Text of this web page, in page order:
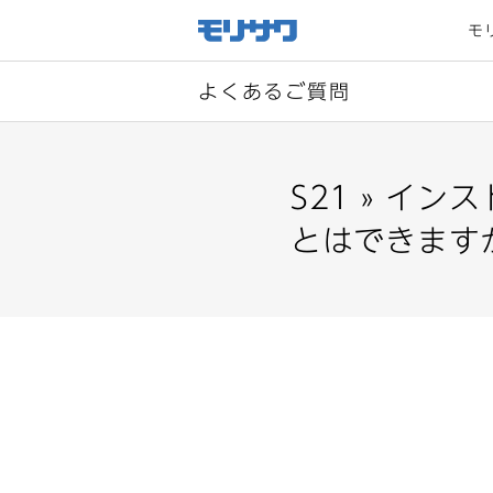
モ
よくあるご質問
S21 » インス
とはできます